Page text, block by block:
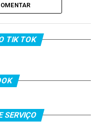
TIK TOK
SERVIÇO